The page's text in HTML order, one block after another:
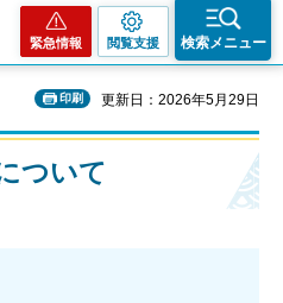
緊急情報 閲覧支援 検索メニュー
印刷 更新日：2026年5月29日
ついて